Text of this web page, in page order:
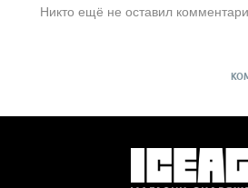
Никто ещё не оставил